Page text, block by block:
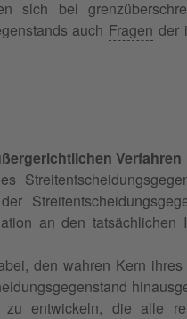
sich bei
auch Fragen der
Verfahren
an den tatsächlichen
den wahren Kern
zu entwickeln, die alle